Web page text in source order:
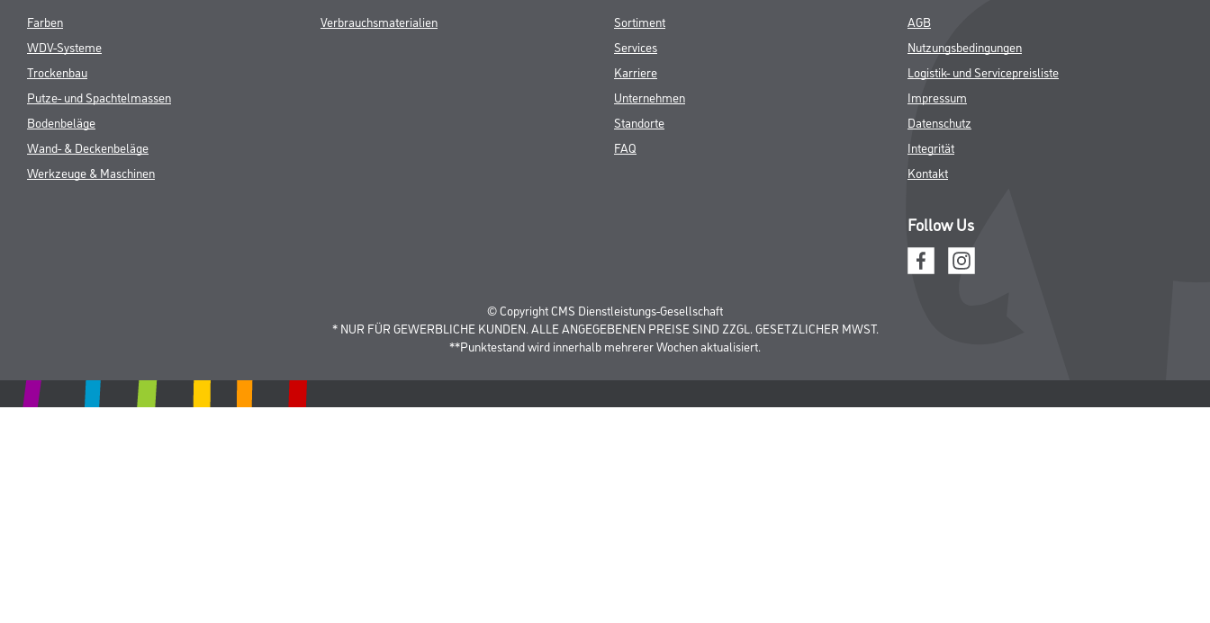
Farben
WDV-Systeme
Trockenbau
Putze- und Spachtelmassen
Bodenbeläge
Wand- & Deckenbeläge
Werkzeuge & Maschinen
Verbrauchsmaterialien
Sortiment
Services
Karriere
Unternehmen
Standorte
FAQ
AGB
Nutzungsbedingungen
Logistik- und Servicepreisliste
Impressum
Datenschutz
Integrität
Kontakt
Follow Us
© Copyright CMS Dienstleistungs-Gesellschaft
* NUR FÜR GEWERBLICHE KUNDEN. ALLE ANGEGEBENEN PREISE SIND ZZGL. GESETZLICHER MWST.
**Punktestand wird innerhalb mehrerer Wochen aktualisiert.